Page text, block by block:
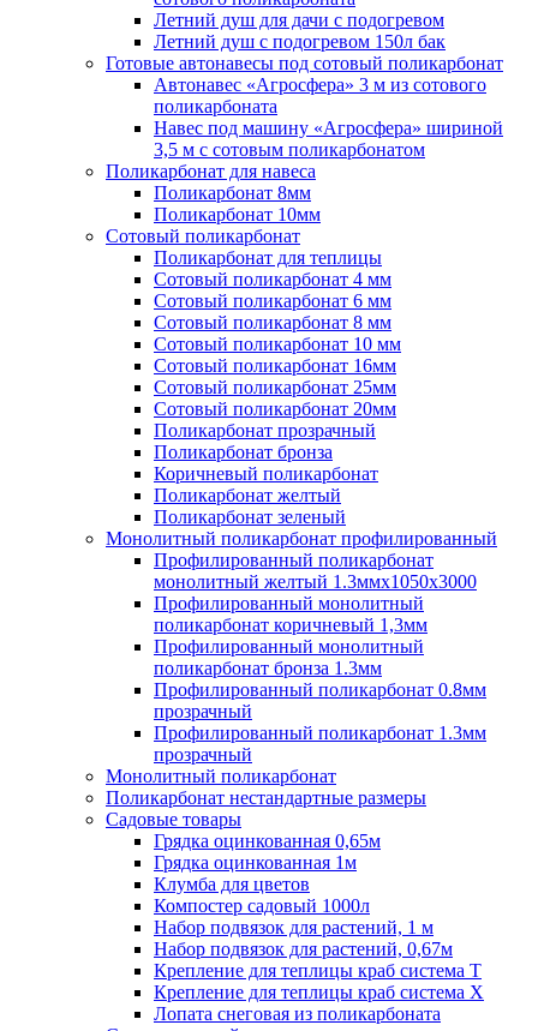
Летний душ для дачи с подогревом
Летний душ с подогревом 150л бак
Готовые автонавесы под сотовый поликарбонат
Автонавес «Агросфера» 3 м из сотового
поликарбоната
Навес под машину «Агросфера» шириной
3,5 м с сотовым поликарбонатом
Поликарбонат для навеса
Поликарбонат 8мм
Поликарбонат 10мм
Сотовый поликарбонат
Поликарбонат для теплицы
Сотовый поликарбонат 4 мм
Сотовый поликарбонат 6 мм
Сотовый поликарбонат 8 мм
Сотовый поликарбонат 10 мм
Сотовый поликарбонат 16мм
Сотовый поликарбонат 25мм
Сотовый поликарбонат 20мм
Поликарбонат прозрачный
Поликарбонат бронза
Коричневый поликарбонат
Поликарбонат желтый
Поликарбонат зеленый
Монолитный поликарбонат профилированный
Профилированный поликарбонат
монолитный желтый 1.3ммх1050х3000
Профилированный монолитный
поликарбонат коричневый 1,3мм
Профилированный монолитный
поликарбонат бронза 1.3мм
Профилированный поликарбонат 0.8мм
прозрачный
Профилированный поликарбонат 1.3мм
прозрачный
Монолитный поликарбонат
Поликарбонат нестандартные размеры
Садовые товары
Грядка оцинкованная 0,65м
Грядка оцинкованная 1м
Клумба для цветов
Компостер садовый 1000л
Набор подвязок для растений, 1 м
Набор подвязок для растений, 0,67м
Крепление для теплицы краб система Т
Крепление для теплицы краб система Х
Лопата снеговая из поликарбоната